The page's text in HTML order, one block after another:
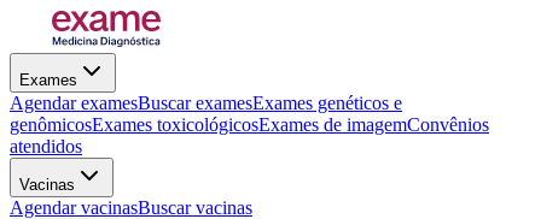
Exames
Agendar examesBuscar examesExames genéticos e
genômicosExames toxicológicosExames de imagemConvênios
atendidos
Vacinas
Agendar vacinasBuscar vacinas